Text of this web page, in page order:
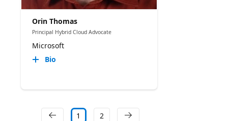
Orin Thomas
Principal Hybrid Cloud Advocate
Microsoft
Bio
1 2